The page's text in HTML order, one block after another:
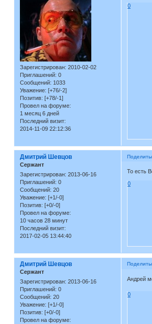
Зарегистрирован: 2010-02-02
Приглашений: 0
Сообщений: 1033
Уважение: [+76/-2]
Позитив: [+78/-1]
Провел на форуме:
1 месяц 6 дней
Последний визит:
2014-11-09 22:12:36
0
Дмитрий Шевцов
Сержант
Зарегистрирован: 2013-06-16
Приглашений: 0
Сообщений: 20
Уважение: [+1/-0]
Позитив: [+0/-0]
Провел на форуме:
10 часов 28 минут
Последний визит:
2017-02-05 13:44:40
То есть
0
Дмитрий Шевцов
Сержант
Зарегистрирован: 2013-06-16
Приглашений: 0
Сообщений: 20
Уважение: [+1/-0]
Позитив: [+0/-0]
Провел на форуме:
Андрей
0